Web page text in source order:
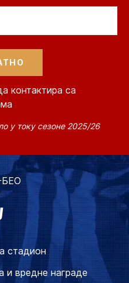
контактира са
у току сезоне 2025/26
стадион
вредне награде